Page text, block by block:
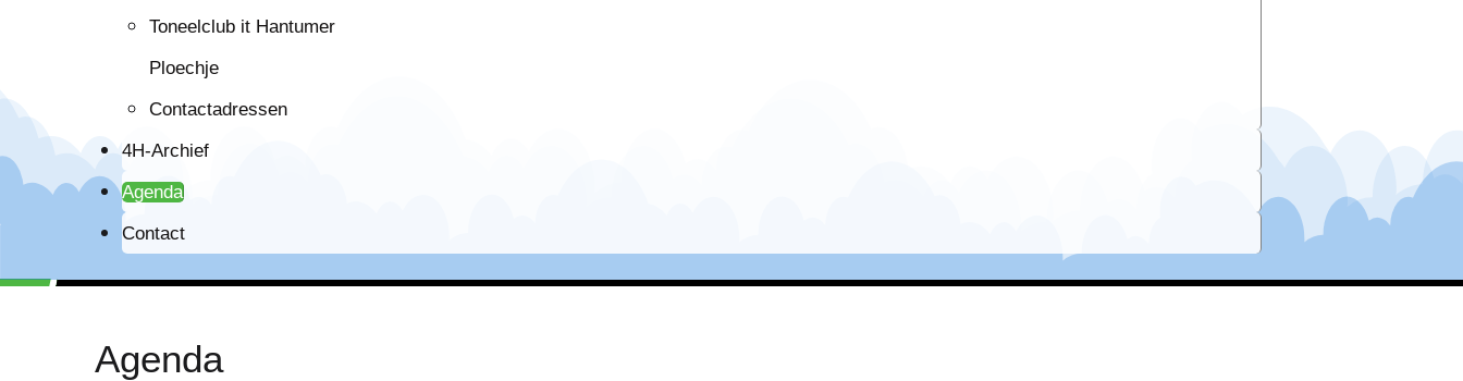
Toneelclub it Hantumer
Ploechje
Contactadressen
4H-Archief
Agenda
Contact
Agenda